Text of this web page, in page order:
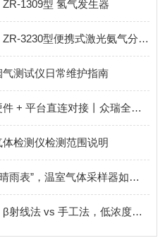
1309型 氢气发生器
新品发布｜ZR-3230型便携式激光氨气分析仪
气测试仪日常维护指南
原生合规硬件 + 平台直连对接丨众瑞全程协助广大用户轻松应对新规、顺利通过评审！
检测仪检测范围说明
守护气候 “晴雨表”，温室气体采样器如何硬核发力？
一文讲透｜β射线法 vs 手工法，低浓度烟尘测量该选哪种？